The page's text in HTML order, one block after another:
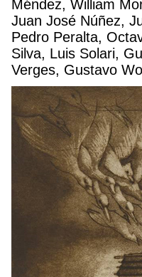
Méndez, William
Juan José Núñez,
Pedro Peralta,
Silva, Luis Solari,
Verges, Gustavo